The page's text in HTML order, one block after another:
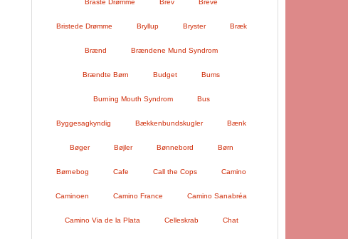
Braste Drømme Brev Breve
Bristede Drømme Bryllup Bryster Bræk
Brænd Brændene Mund Syndrom
Brændte Børn Budget Bums
Burning Mouth Syndrom Bus
Byggesagkyndig Bækkenbundskugler Bænk
Bøger Bøjler Bønnebord Børn
Børnebog Cafe Call the Cops Camino
Caminoen Camino France Camino Sanabréa
Camino Via de la Plata Celleskrab Chat